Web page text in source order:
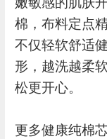
棉，布料定点
不仅轻软舒适
形，越洗越柔
松更开心。
更多健康纯棉